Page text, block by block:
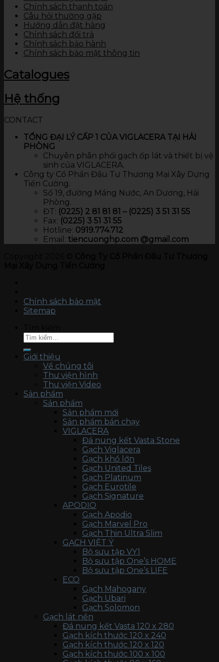
Chính sách thanh toán
Câu hỏi thường gặp
Hướng dẫn đặt hàng
Chính sách đổi trả
Chính sách bảo hành
Chính sách bảo mật thông tin
Catalogues
Hệ thống
CONTACT
TỔNG ĐẠI LÝ CẤP 1 CỦA VIGLACERA TẠI HẢI
PHÒNG
Chuyên phân phối gạch ốp lát và thiết bị vệ
sinh của VIGLACERA.
Công ty Cổ Phần Đầu Tư Thương Mại Xây Dựng
Tiến Cường.
Số 19, đường Máng Nước, An Dương, Hải
Phòng.
ĐT: (0225) 2 81 81 81 – (0225) 3 51 31 55
Fax: (0225) 3 51 31 55
Hotline: 0919.774.712​
Email: tiencuonghp.com @gmail.com
Chính sách bảo mật
Sitemap
Giới thiệu
Về chúng tôi
Thư viện hình
Thư viện Video
Sản phẩm
Sản phẩm
Sản phẩm mới
Sản phẩm bán chạy
VIGLACERA
Đá nung kết Vasta Stone
Gạch Viglacera
Gạch khổ lớn
Gạch United Tiles
Gạch Platinum
Gạch Eurotile
Gạch Signature
APODIO
Gạch Apodio
Gạch Marvel Pro
Gạch Thin Ultra Slim
GẠCH VIỆT Ý
Bộ sưu tập VY1
Bộ sưu tập One’s HOME
Bộ sưu tập One’s LIFE
ECO
Gạch Mahogany
Gạch Ubari
Gạch Solomon
Gạch lát nền
Đá nung kết Vasta 120 x 280
Gạch kích thước 120 x 240
Gạch kích thước 120 x 120
Gạch kích thước 100 x 100